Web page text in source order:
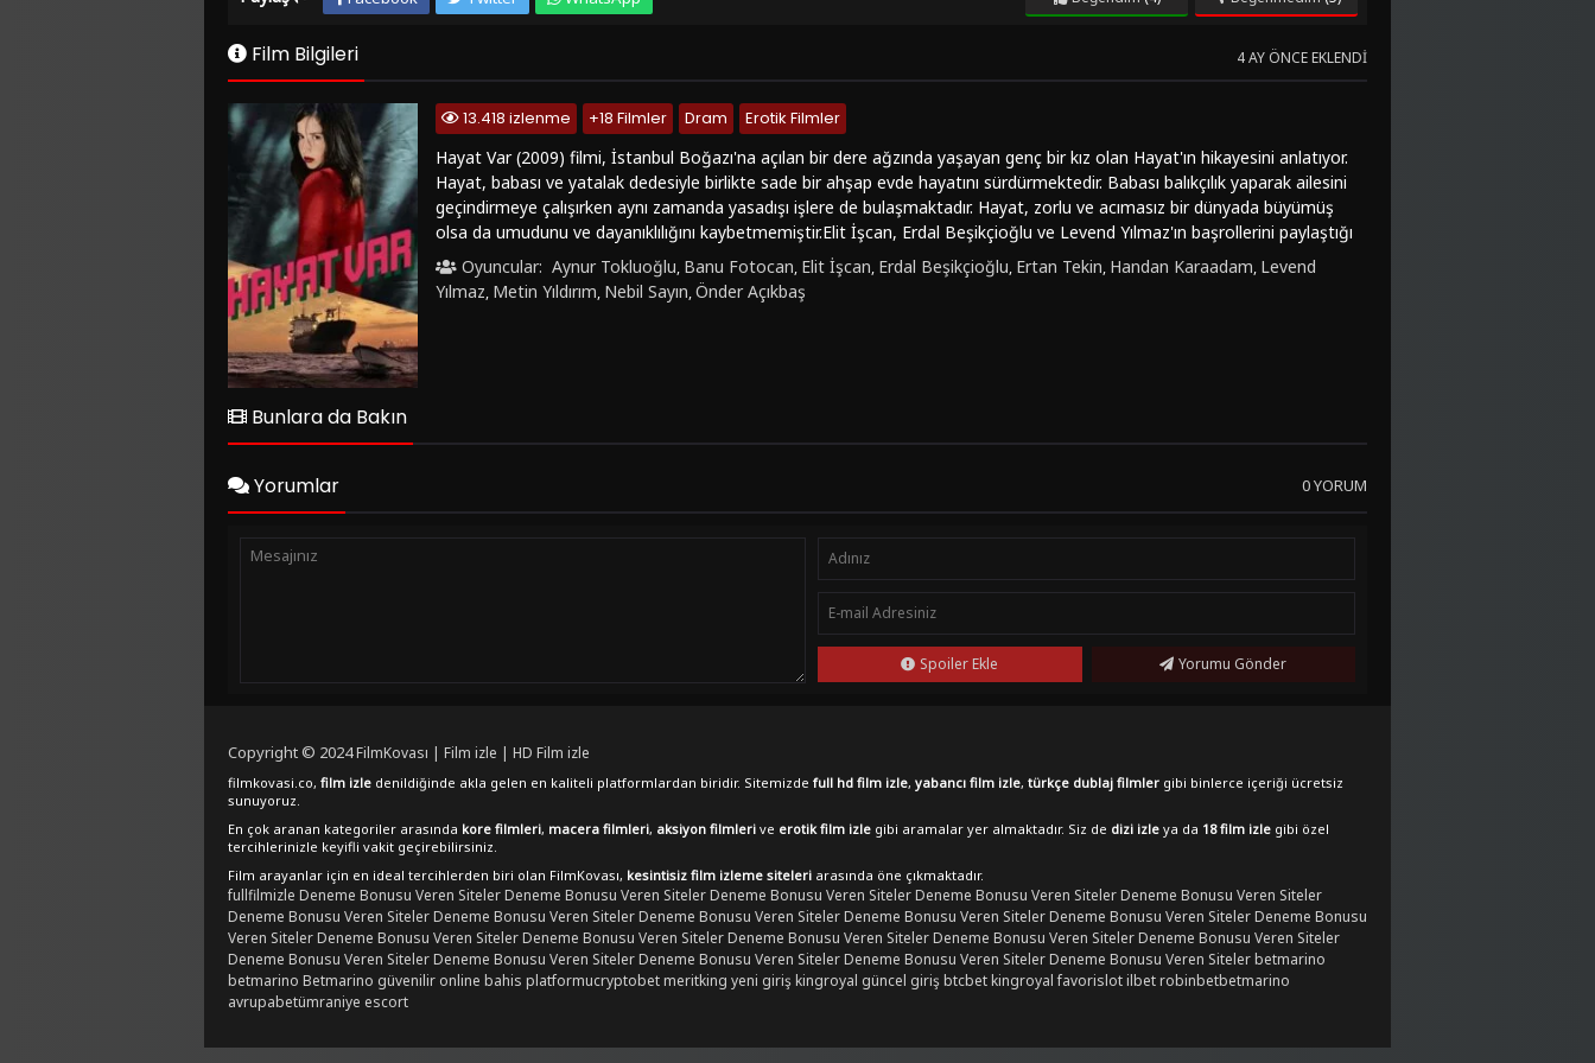
Film Bilgileri 4 AY ÖNCE EKLENDI
13.418 izlenme +18 Filmler Dram
Erotik Filmler
Hayat Var (2009) filmi, İstanbul Boğazı'na açılan bir dere ağzında yaşayan genç bir kız olan Hayat'ın hikayesini anlatıyor.
Hayat, babası ve yatalak dedesiyle birlikte sade bir ahşap evde hayatını sürdürmektedir. Babası balıkçılık yaparak ailesini
geçindirmeye çalışırken aynı zamanda yasadışı işlere de bulaşmaktadır. Hayat, zorlu ve acımasız bir dünyada büyümüş
olsa da umudunu ve dayanıklılığını kaybetmemiştir.Elit İşcan, Erdal Beşikçioğlu ve Levend Yılmaz'ın başrollerini paylaştığı
film, dram türünde ve seyircilere duygusal bir deneyim sunuyor. Hayat'ın cesareti ve umudu, izleyicilerde derin duygular
uyandırıyor. Film, İstanbul'un güzelliklerini ve aynı zamanda karanlık yönlerini de gözler önüne seriyor.Hayat Var, sadece
Türk sinemasının değerli bir örneği olmakla kalmayıp aynı zamanda insanın içsel gücünü ve yaşam mücadelesini de
Oyuncular: Aynur Tokluoğlu, Banu Fotocan, Elit İşcan, Erdal Beşikçioğlu, Ertan Tekin, Handan Karaadam, Levend
Yılmaz, Metin Yıldırım, Nebil Sayın,Önder Açıkbaş
Bunlara da Bakın
Yorumlar 0 YORUM
Spoiler Ekle Yorumu Gönder
Copyright © 2024FilmKovası | Film izle | HD Film izle
filmkovasi.co, film izle denildiğinde akla gelen en kaliteli platformlardan biridir. Sitemizde full hd film izle, yabancı film izle, türkçe dublaj filmler gibi binlerce içeriği ücretsiz
sunuyoruz.
En çok aranan kategoriler arasında kore filmleri, macera filmleri, aksiyon filmleri ve erotik film izle gibi aramalar yer almaktadır. Siz de dizi izle ya da 18 film izle gibi özel
tercihlerinizle keyifli vakit geçirebilirsiniz.
Film arayanlar için en ideal tercihlerden biri olan FilmKovası, kesintisiz film izleme siteleri arasında öne çıkmaktadır.
fullfilmizle Deneme Bonusu Veren SitelerDeneme Bonusu Veren SitelerDeneme Bonusu Veren SitelerDeneme Bonusu Veren SitelerDeneme Bonusu Veren Siteler
Deneme Bonusu Veren SitelerDeneme Bonusu Veren SitelerDeneme Bonusu Veren SitelerDeneme Bonusu Veren SitelerDeneme Bonusu Veren SitelerDeneme Bonusu
Veren SitelerDeneme Bonusu Veren SitelerDeneme Bonusu Veren SitelerDeneme Bonusu Veren SitelerDeneme Bonusu Veren SitelerDeneme Bonusu Veren Siteler
Deneme Bonusu Veren SitelerDeneme Bonusu Veren SitelerDeneme Bonusu Veren SitelerDeneme Bonusu Veren SitelerDeneme Bonusu Veren Sitelerbetmarino
betmarino Betmarino güvenilir online bahis platformucryptobetmeritking yeni girişkingroyal güncel girişbtcbetkingroyal favorislotilbetrobinbetbetmarino
avrupabetümraniye escort